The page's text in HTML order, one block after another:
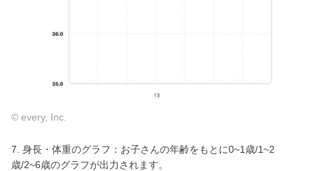
© every, Inc.
7. 身長・体重のグラフ：お子さんの年齢をもとに0~1歳/1~2
歳/2~6歳のグラフが出力されます。